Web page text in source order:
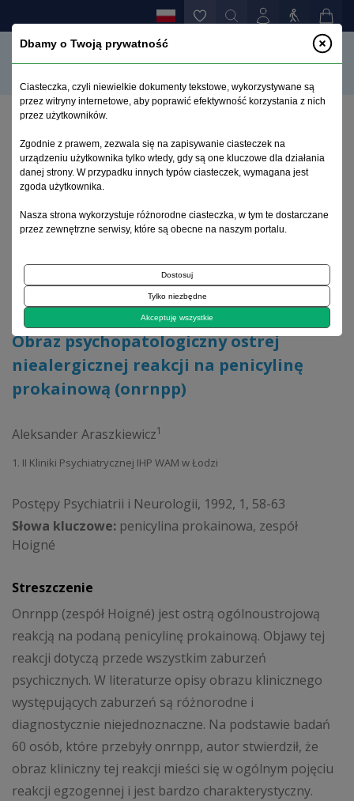
Obraz psychopatologiczny ostrej niealergicznej
reakcji na penicylinę prokainową (onrnpp)
Archiwum 1992–2014
1992, tom 1, zeszyt 1
Badania
Obraz psychopatologiczny ostrej
niealergicznej reakcji na penicylinę
prokainową (onrnpp)
Aleksander Araszkiewicz1
1. II Kliniki Psychiatrycznej IHP WAM w Łodzi
Postępy Psychiatrii i Neurologii, 1992, 1, 58-63
Słowa kluczowe: penicylina prokainowa, zespół
Hoigné
Streszczenie
Onrnpp (zespół Hoigné) jest ostrą ogólnoustrojową
reakcją na podaną penicylinę prokainową. Objawy tej
reakcji dotyczą przede wszystkim zaburzeń
psychicznych. W literaturze opisy obrazu klinicznego
występujących zaburzeń są różnorodne i
diagnostycznie niejednoznaczne. Na podstawie badań
60 osób, które przebyły onrnpp, autor stwierdził, że
obraz kliniczny tej reakcji mieści się w ogólnym pojęciu
reakcji egzogennej i jest bardzo charakterystyczny.
Dbamy o Twoją prywatność
Ciasteczka, czyli niewielkie dokumenty tekstowe, wykorzystywane są
przez witryny internetowe, aby poprawić efektywność korzystania z nich
przez użytkowników.
Zgodnie z prawem, zezwala się na zapisywanie ciasteczek na
urządzeniu użytkownika tylko wtedy, gdy są one kluczowe dla działania
danej strony. W przypadku innych typów ciasteczek, wymagana jest
zgoda użytkownika.
Nasza strona wykorzystuje różnorodne ciasteczka, w tym te dostarczane
przez zewnętrzne serwisy, które są obecne na naszym portalu.
Dostosuj
Tylko niezbędne
Akceptuję wszystkie